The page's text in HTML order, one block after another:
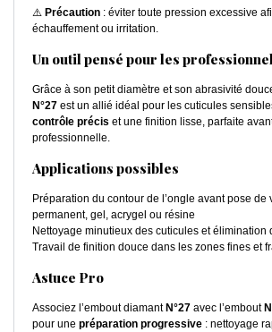
⚠️ Précaution : éviter toute pression excessive
échauffement ou irritation.
Un outil pensé pour les
Grâce à son petit diamètre et son abrasivité
N°27 est un allié idéal pour les cuticules
contrôle précis et une finition lisse, parfaite
professionnelle.
Applications possibles
Préparation du contour de l’ongle avant pose de
permanent, gel, acrygel ou résine
Nettoyage minutieux des cuticules et élimination
Travail de finition douce dans les zones fines et
Astuce Pro
Associez l’embout diamant N°27 avec l’embout
pour une préparation progressive : nettoyage